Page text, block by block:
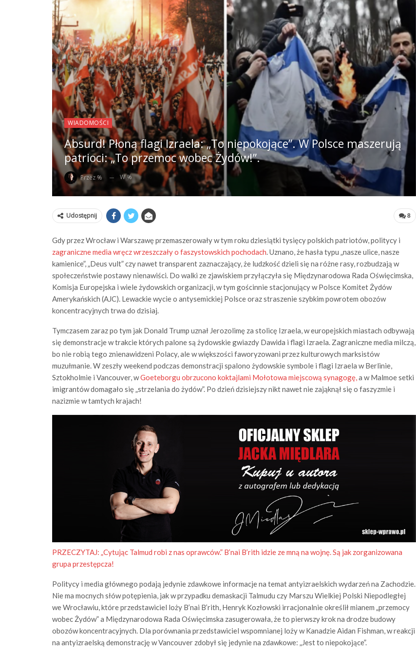
WIADOMOŚCI
Absurd! Płoną flagi Izraela: „To niepokojące”. W Polsce maszerują
patrioci: „To przemoc wobec Żydów!”.
Przez % W %
8
Udostępnij
Gdy przez Wrocław i Warszawę przemaszerowały w tym roku dziesiątki tysięcy polskich patriotów, politycy i
zagraniczne media wręcz wrzeszczały o faszystowskich pochodach. Uznano, że hasła typu „nasze ulice, nasze
kamienice”, „Deus vult” czy nawet transparent zaznaczający, że ludzkość dzieli się na różne rasy, rozbudzają w
społeczeństwie postawy nienawiści. Do walki ze zjawiskiem przyłączyła się Międzynarodowa Rada Oświęcimska,
Komisja Europejska i wiele żydowskich organizacji, w tym gościnnie stacjonujący w Polsce Komitet Żydów
Amerykańskich (AJC). Lewackie wycie o antysemickiej Polsce oraz straszenie szybkim powrotem obozów
koncentracyjnych trwa do dzisiaj.
Tymczasem zaraz po tym jak Donald Trump uznał Jerozolimę za stolicę Izraela, w europejskich miastach odbywają
się demonstracje w trakcie których palone są żydowskie gwiazdy Dawida i flagi Izraela. Zagraniczne media milczą,
bo nie robią tego znienawidzeni Polacy, ale w większości faworyzowani przez kulturowych marksistów
muzułmanie. W zeszły weekend podczas demonstracji spalono żydowskie symbole i flagi Izraela w Berlinie,
Sztokholmie i Vancouver, wGoeteborgu obrzucono koktajlami Mołotowa miejscową synagogę,a w Malmoe setki
imigrantów domagało się „strzelania do żydów”. Po dzień dzisiejszy nikt nawet nie zająknął się o faszyzmie i
nazizmie w tamtych krajach!
PRZECZYTAJ: „Cytując Talmud robi z nas oprawców.” B’nai B’rith idzie ze mną na wojnę. Są jak zorganizowana
grupa przestępcza!
Politycy i media głównego podają jedynie zdawkowe informacje na temat antyizraelskich wydarzeń na Zachodzie.
Nie ma mocnych słów potępienia, jak w przypadku demaskacji Talmudu czy Marszu Wielkiej Polski Niepodległej
we Wrocławiu, które przedstawiciel loży B’nai B’rith, Henryk Kozłowski irracjonalnie określił mianem „przemocy
wobec Żydów” a Międzynarodowa Rada Oświęcimska zasugerowała, że to pierwszy krok na drodze budowy
obozów koncentracyjnych. Dla porównania przedstawiciel wspomnianej loży w Kanadzie Aidan Fishman, w reakcji
na antyizraelską demonstrację w Vancouver zdobył się jedynie na zdawkowe: „Jest to niepokojące”.